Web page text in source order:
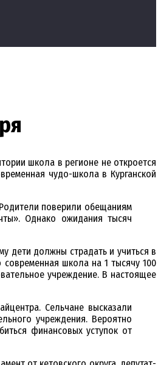
школа в регионе не откроется
чудо-школа в Курганской
поверили обещаниям
Однако ожидания тысяч
дети должны страдать и учиться в
школа на 1 тысячу 100
учреждение. В настоящее
Сельчане высказали
учреждения. Вероятно
финансовых уступок от